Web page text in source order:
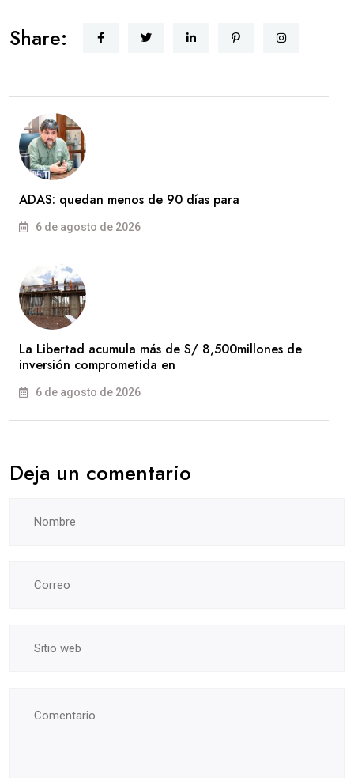
Share:
ADAS: quedan menos de 90 días para
6 de agosto de 2026
La Libertad acumula más de S/ 8,500millones de
inversión comprometida en
6 de agosto de 2026
Deja un comentario